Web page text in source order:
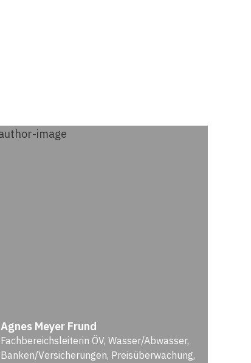
Agnes Meyer Frund
Fachbereichsleiterin ÖV, Wasser/Abwasser,
Banken/Versicherungen, Preisüberwachung,